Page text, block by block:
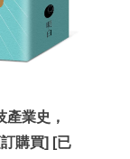
業史，
購買] [已